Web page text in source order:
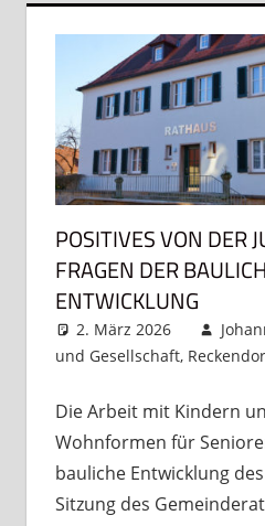
POSITIVES VON DER
FRAGEN DER
ENTWICKLUNG
2. März 2026
und Gesellschaft,
Die Arbeit mit Kindern
Wohnformen für
bauliche Entwicklung
Sitzung des